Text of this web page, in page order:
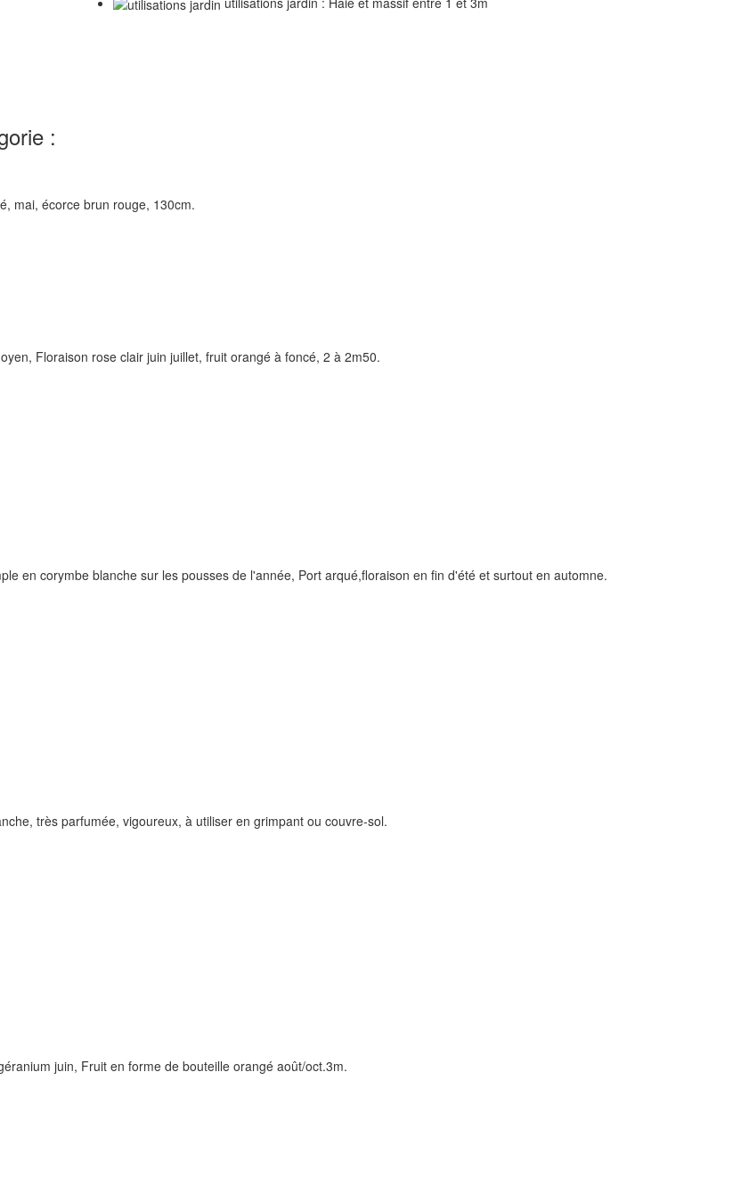
:
mai, écorce brun rouge, 130cm.
Floraison rose clair juin juillet, fruit orangé à foncé, 2 à 2m50.
en corymbe blanche sur les pousses de l'année, Port arqué,floraison en fin d'été et surtout en automne.
très parfumée, vigoureux, à utiliser en grimpant ou couvre-sol.
juin, Fruit en forme de bouteille orangé août/oct.3m.